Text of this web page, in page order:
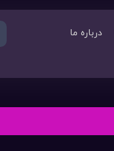
درباره ما